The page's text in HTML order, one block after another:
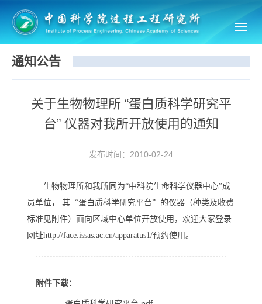
通知公告
关于生物物理所 “蛋白质科学研究平
台” 仪器对我所开放使用的通知
发布时间：2010-02-24
生物物理所和我所同为“中科院生命科学仪器中心”成
员单位， 其 “蛋白质科学研究平台” 的仪器（种类及收费
标准见附件）面向区域中心单位开放使用，欢迎大家登录
网址http://face.issas.ac.cn/apparatus1/预约使用。
附件下载：